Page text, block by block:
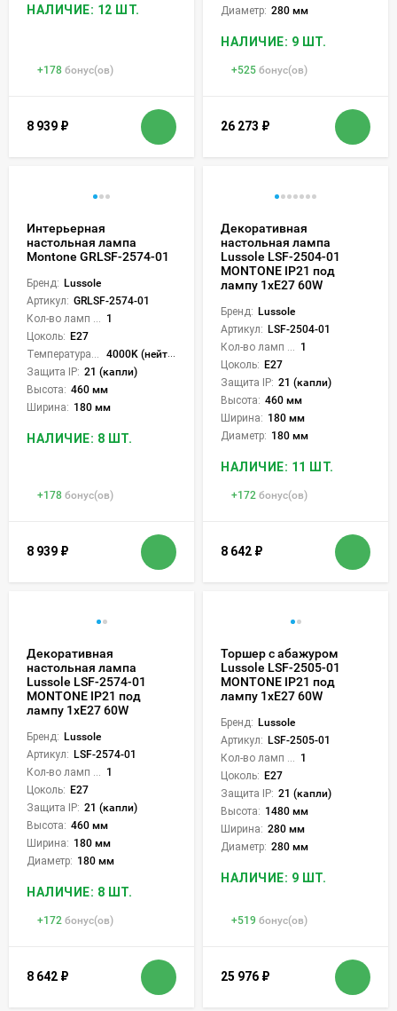
НАЛИЧИЕ: 12 ШТ.
+178 бонус(ов)
8 939 ₽
Диаметр: 280 мм
НАЛИЧИЕ: 9 ШТ.
+525 бонус(ов)
26 273 ₽
Интерьерная
настольная лампа
Montone GRLSF-2574-01
Бренд: Lussole
Артикул: GRLSF-2574-01
1
Цоколь: E27
4000K (нейтральный)
Защита IP: 21 (капли)
Высота: 460 мм
Ширина: 180 мм
НАЛИЧИЕ: 8 ШТ.
+178 бонус(ов)
8 939 ₽
Декоративная
настольная лампа
Lussole LSF-2504-01
MONTONE IP21 под
лампу 1xE27 60W
Бренд: Lussole
Артикул: LSF-2504-01
1
Цоколь: E27
Защита IP: 21 (капли)
Высота: 460 мм
Ширина: 180 мм
Диаметр: 180 мм
НАЛИЧИЕ: 11 ШТ.
+172 бонус(ов)
8 642 ₽
Декоративная
настольная лампа
Lussole LSF-2574-01
MONTONE IP21 под
лампу 1xE27 60W
Бренд: Lussole
Артикул: LSF-2574-01
1
Цоколь: E27
Защита IP: 21 (капли)
Высота: 460 мм
Ширина: 180 мм
Диаметр: 180 мм
НАЛИЧИЕ: 8 ШТ.
+172 бонус(ов)
8 642 ₽
Торшер с абажуром
Lussole LSF-2505-01
MONTONE IP21 под
лампу 1xE27 60W
Бренд: Lussole
Артикул: LSF-2505-01
1
Цоколь: E27
Защита IP: 21 (капли)
Высота: 1480 мм
Ширина: 280 мм
Диаметр: 280 мм
НАЛИЧИЕ: 9 ШТ.
+519 бонус(ов)
25 976 ₽